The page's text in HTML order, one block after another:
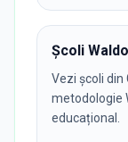
Școli
Vezi școli din
metodologie
educațional.